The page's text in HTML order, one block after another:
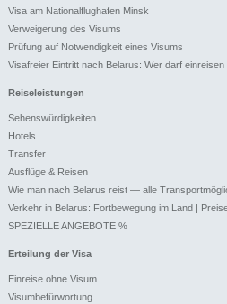
Visa am Nationalflughafen Minsk
Verweigerung des Visums
Prüfung auf Notwendigkeit eines Visums
Visafreier Eintritt nach Belarus: Wer darf
Reiseleistungen
Sehenswürdigkeiten
Hotels
Transfer
Ausflüge & Reisen
Wie man nach Belarus reist — alle
Verkehr in Belarus: Fortbewegung im Land |
SPEZIELLE ANGEBOTE %
Erteilung der Visa
Einreise ohne Visum
Visumbefürwortung